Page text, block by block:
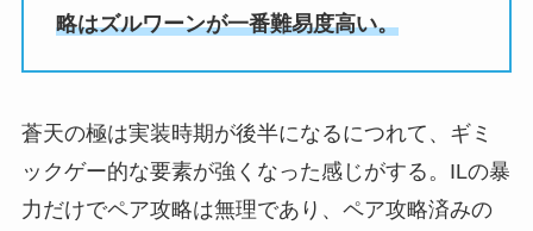
略はズルワーンが一番難易度高い。
蒼天の極は実装時期が後半になるにつれて、ギミ
ックゲー的な要素が強くなった感じがする。ILの暴
力だけでペア攻略は無理であり、ペア攻略済みの